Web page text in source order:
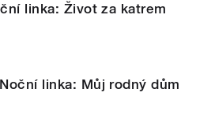
linka: Život za katrem
linka: Můj rodný dům